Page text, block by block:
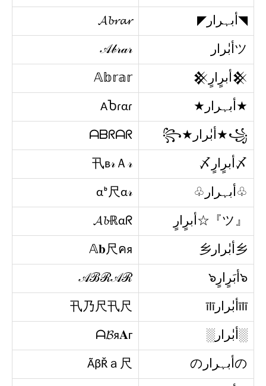
◥أبہرار◤​ 𝓐𝓫𝓻𝓪𝓻
ツأبٰٰرار 𝒜𝒷𝓇𝒶𝓇
𒆜أبرٍارٍ𒆜 𝔸𝕓𝕣𝕒𝕣
★أبہرار★ AႦɾαɾ
꧁★أبٰٰرار★꧂ ᗩᗷᖇᗩᖇ
〆أبرٍارٍ〆 卂в𝓇Ａ𝓇
♧أبہرار♧ αᵇ尺α𝓇
『ツ』☆أبرٍارٍ 𝓐𝓫ℝαᖇ
乡أبٰٰرار乡 𝔸𝐛尺คя
๖أبَرٍارٍ๖ 𝒜ℬℛ𝒜ℛ
īlīأبٰٰرارīlī 卂乃尺卂尺
░أبٰٰرار░ ᗩ𝓑я𝐀г
のأبہرارの ÃβŘａ尺